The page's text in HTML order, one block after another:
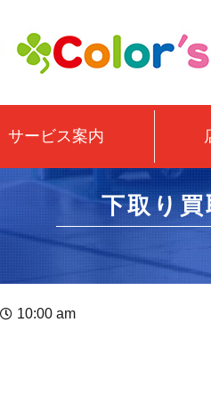
サービス案内
下取り
10:00 am